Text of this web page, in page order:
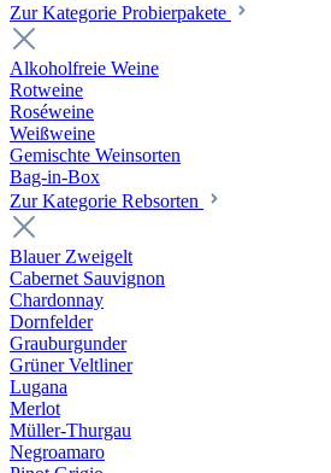
Zur Kategorie Probierpakete
Alkoholfreie Weine
Rotweine
Roséweine
Weißweine
Gemischte Weinsorten
Bag-in-Box
Zur Kategorie Rebsorten
Blauer Zweigelt
Cabernet Sauvignon
Chardonnay
Dornfelder
Grauburgunder
Grüner Veltliner
Lugana
Merlot
Müller-Thurgau
Negroamaro